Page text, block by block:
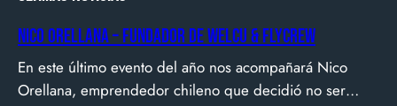
Nico Orellana – Fundador de Welcu & Flycrew
En este último evento del año nos acompañará Nico
Orellana, emprendedor chileno que decidió no ser